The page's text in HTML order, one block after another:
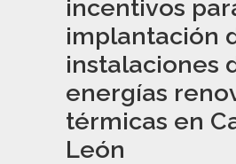
incentivos
implantación
instalaciones
energías
térmicas en
León